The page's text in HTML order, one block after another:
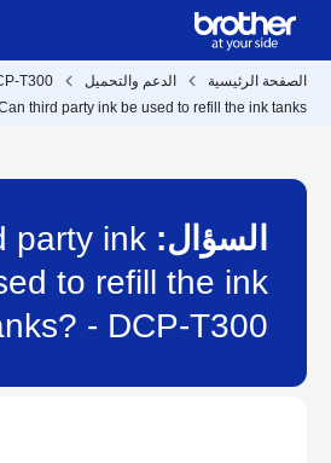
الصفحة الرئيسية الدعم والتحميل
T300
Can third party ink be used to refill the ink tanks?
السؤال:
party ink
to refill the ink
- DCP-T300